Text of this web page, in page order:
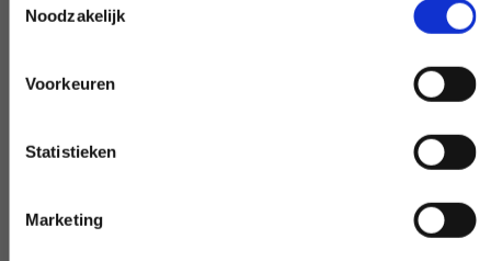
Noodzakelijk
Voorkeuren
Statistieken
Marketing
machen - wenn möglich.